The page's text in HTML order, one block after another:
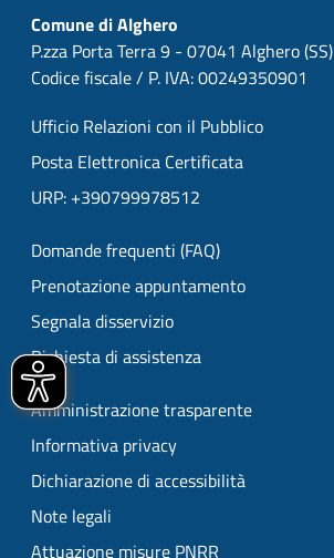
Comune di Alghero
P.zza Porta Terra 9 - 07041 Alghero (SS)
Codice fiscale / P. IVA: 00249350901
Ufficio Relazioni con il Pubblico
Posta Elettronica Certificata
URP: +390799978512
Domande frequenti (FAQ)
Prenotazione appuntamento
Segnala disservizio
Richiesta di assistenza
Amministrazione trasparente
Informativa privacy
Dichiarazione di accessibilità
Note legali
Attuazione misure PNRR